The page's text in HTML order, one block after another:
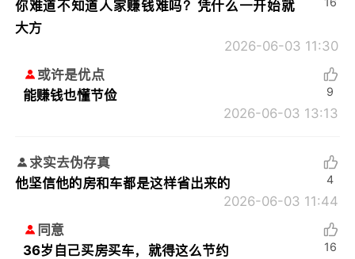
你难道不知道人家赚钱难吗？凭什么一开始就
大方
2026-06-03 11:30
或许是优点
能赚钱也懂节俭
2026-06-03 13:13
9
求实去伪存真
他坚信他的房和车都是这样省出来的
2026-06-03 11:44
4
同意
36岁自己买房买车，就得这么节约
16